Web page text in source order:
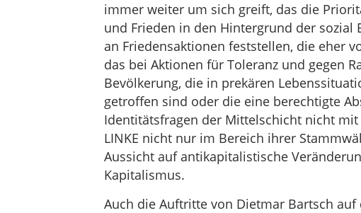
immer weiter um sich greift, das die
und Frieden in den Hintergrund der sozial
an Friedensaktionen feststellen, die eher
das bei Aktionen für Toleranz und gegen
Bevölkerung, die in prekären
getroffen sind oder die eine berechtigte
Identitätsfragen der Mittelschicht nicht
LINKE nicht nur im Bereich ihrer
Aussicht auf antikapitalistische
Kapitalismus.
Auch die Auftritte von Dietmar Bartsch